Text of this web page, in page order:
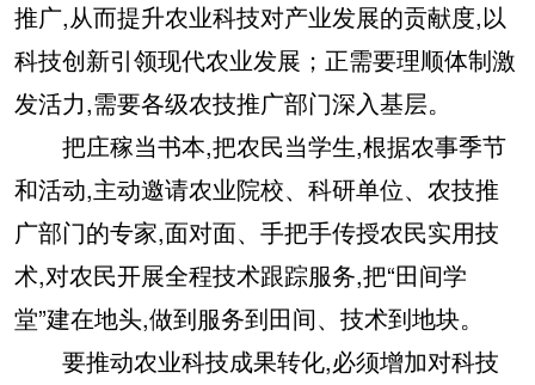
推广,从而提升农业科技对产业发展的贡献度,以
科技创新引领现代农业发展；正需要理顺体制激
发活力,需要各级农技推广部门深入基层。
把庄稼当书本,把农民当学生,根据农事季节
和活动,主动邀请农业院校、科研单位、农技推
广部门的专家,面对面、手把手传授农民实用技
术,对农民开展全程技术跟踪服务,把“田间学
堂”建在地头,做到服务到田间、技术到地块。
要推动农业科技成果转化,必须增加对科技